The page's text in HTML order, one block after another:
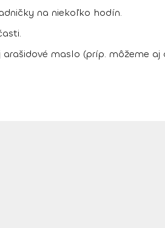
na niekoľko hodín.
maslo (príp. môžeme